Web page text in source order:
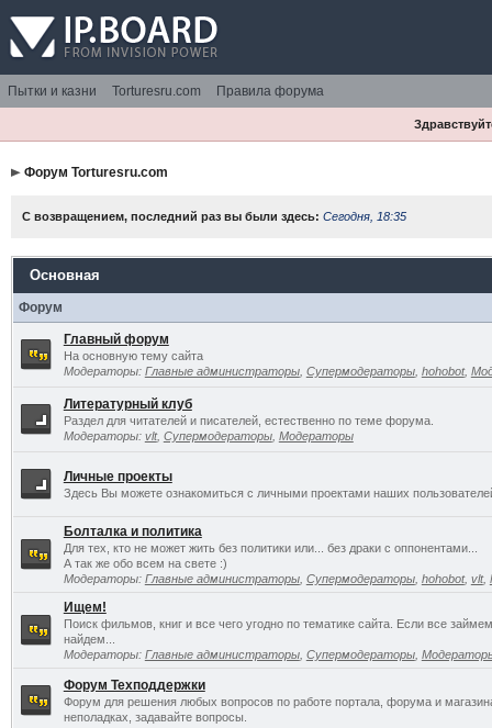
Пытки и казни Torturesru.com Правила форума
Форум Torturesru.com
С возвращением, последний раз вы были здесь: Сегодня, 18:35
Основная
Форум
Главный форум
На основную тему сайта
Модераторы: Главные администраторы, Супермодераторы, hohobot,
Литературный клуб
Раздел для читателей и писателей, естественно по теме форума.
Модераторы: vlt, Супермодераторы, Модераторы
Личные проекты
Здесь Вы можете ознакомиться с личными проектами наших
Болталка и политика
Для тех, кто не может жить без политики или... без драки с оппонентами...
А так же обо всем на свете :)
Модераторы: Главные администраторы, Супермодераторы, hohobot, vlt,
Ищем!
Поиск фильмов, книг и все чего угодно по тематике сайта. Если все
найдем...
Модераторы: Главные администраторы, Супермодераторы,
Форум Техподдержки
Форум для решения любых вопросов по работе портала, форума и
неполадках, задавайте вопросы.